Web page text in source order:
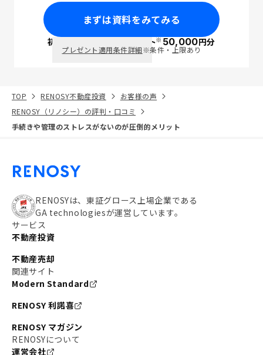
まずは資料をみてみる
初回面談で ポイント※50,000円分
プレゼント適用条件詳細※条件・上限あり
TOP RENOSY不動産投資
お客様の声
RENOSY（リノシー）の評判・口コミ
手続きや管理のストレスがないのが圧倒的メリット
RENOSYは、東証グロース上場企業である
GA technologiesが運営しています。
サービス
不動産投資
不動産売却
関連サイト
Modern Standard
RENOSY 利諾喜
RENOSY マガジン
RENOSYについて
運営会社